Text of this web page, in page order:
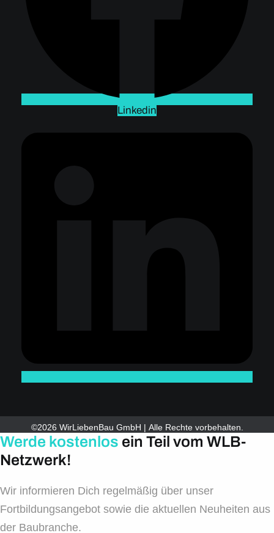
Linkedin
©2026 WirLiebenBau GmbH | Alle Rechte vorbehalten.
Werde kostenlos ein Teil vom WLB-
Netzwerk!
Wir informieren Dich regelmäßig über unser
Fortbildungsangebot sowie die aktuellen Neuheiten aus
der Baubranche.